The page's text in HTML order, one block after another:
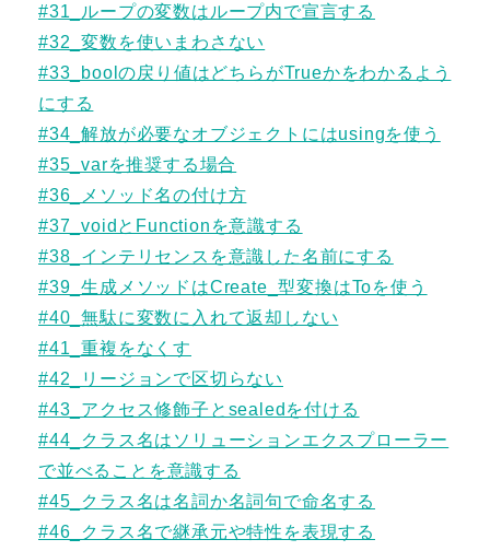
#31_ループの変数はループ内で宣言する
#32_変数を使いまわさない
#33_boolの戻り値はどちらがTrueかをわかるよう
にする
#34_解放が必要なオブジェクトにはusingを使う
#35_varを推奨する場合
#36_メソッド名の付け方
#37_voidとFunctionを意識する
#38_インテリセンスを意識した名前にする
#39_生成メソッドはCreate_型変換はToを使う
#40_無駄に変数に入れて返却しない
#41_重複をなくす
#42_リージョンで区切らない
#43_アクセス修飾子とsealedを付ける
#44_クラス名はソリューションエクスプローラー
で並べることを意識する
#45_クラス名は名詞か名詞句で命名する
#46_クラス名で継承元や特性を表現する